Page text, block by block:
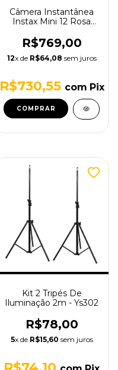
Câmera Instantânea
Instax Mini 12 Rosa
poses
R$769,00
12x de R$64,08 sem juros
R$730,55 com Pix
Kit 2 Tripés De
Iluminação 2m - Ys302
R$78,00
5x de R$15,60 sem juros